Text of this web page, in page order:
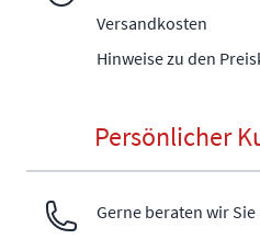
Versandkosten
Hinweise zu den
Persönlicher
Gerne beraten wir